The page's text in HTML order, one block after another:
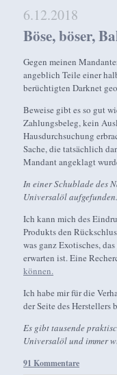
6.12.2018
Böse, böser,
Gegen meinen
angeblich Teile einer
berüchtigten Darknet
Beweise gibt es so gut
Zahlungsbeleg, kein
Hausdurchsuchung
Sache, die tatsächlich
Mandant angeklagt
In einer Schublade des
Universalöl aufgefunden.
Ich kann mich des
Produkts den
was ganz Exotisches,
erwarten ist. Eine
können.
Ich habe mir für die
der Seite des Herstellers
Es gibt tausende
Universalöl und immer
91 Kommentare